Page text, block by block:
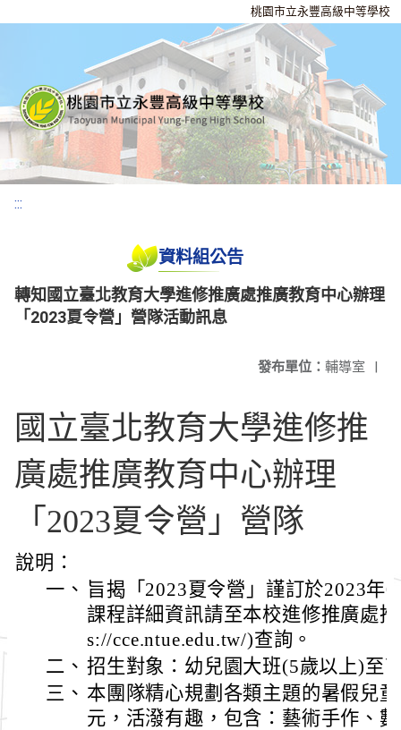
桃園市立永豐高級中等學校
:::
資料組公告
轉知國立臺北教育大學進修推廣處推廣教育中心辦理
「2023夏令營」營隊活動訊息
發布單位： 輔導室 |
國立臺北教育大學進修推
廣處推廣教育中心辦理
「2023夏令營」營隊
說明：
一、 旨揭「2023夏令營」謹訂於2023年
課程詳細資訊請至本校進修推廣處
s://cce.ntue.edu.tw/)查詢。
二、 招生對象：幼兒園大班(5歲以上)至
三、 本團隊精心規劃各類主題的暑假兒
元，活潑有趣，包含：藝術手作、